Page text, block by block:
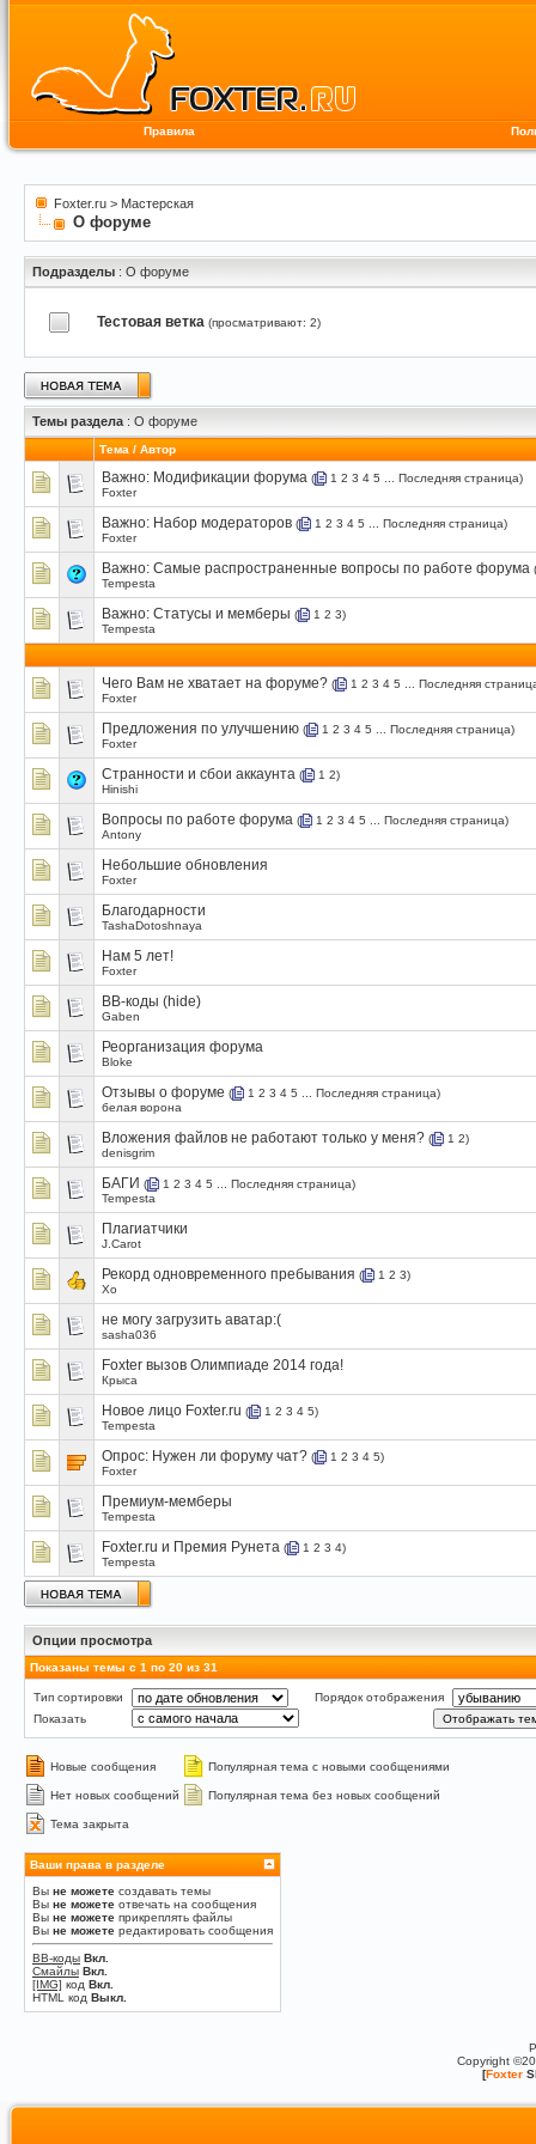
Правила
Foxter.ru > Мастерская
О форуме
Подразделы : О форуме
Тестовая ветка (просматривают: 2)
Темы раздела : О форуме
Тема / Автор
Важно: Модификации форума ( 1 2 3 4 5 Последняя страница)
Foxter
Важно: Набор модераторов ( 1 2 3 4 5 Последняя страница)
Foxter
Важно: Самые распространенные вопросы по работе форума (
Tempesta
Важно: Статусы и мемберы ( 1 2 3)
Tempesta
Чего Вам не хватает на форуме? ( 1 2 3 4 5
Последняя
Foxter
Предложения по улучшению ( 1 2 3 4 5 Последняя страница)
Foxter
Странности и сбои аккаунта ( 1 2)
Hinishi
Вопросы по работе форума ( 1 2 3 4 5 Последняя страница)
Antony
Небольшие обновления
Foxter
Благодарности
TashaDotoshnaya
Нам 5 лет!
Foxter
BB-коды (hide)
Gaben
Реорганизация форума
Bloke
Отзывы о форуме ( 1 2 3 4 5 Последняя страница)
белая ворона
Вложения файлов не работают только у меня? ( 1 2)
denisgrim
БАГИ ( 1 2 3 4 5 Последняя страница)
Tempesta
Плагиатчики
J.Carot
Рекорд одновременного пребывания ( 1 2 3)
Xo
не могу загрузить аватар:(
sasha036
Foxter вызов Олимпиаде 2014 года!
Крыса
Новое лицо Foxter.ru ( 1 2 3 4 5)
Tempesta
Опрос: Нужен ли форуму чат? ( 1 2 3 4 5)
Foxter
Премиум-мемберы
Tempesta
Foxter.ru и Премия Рунета ( 1 2 3 4)
Tempesta
Опции просмотра
Показаны темы с 1 по 20 из 31
Тип сортировки
Порядок отображения
Показать
Новые сообщения Популярная тема с новыми сообщениями
Нет новых сообщений Популярная тема без новых сообщений
Тема закрыта
Ваши права в разделе
Вы не можете создавать темы
Вы не можете отвечать на сообщения
Вы не можете прикреплять файлы
Вы не можете редактировать сообщения
BB-коды Вкл.
Смайлы Вкл.
[IMG] код Вкл.
HTML код Выкл.
Copyright
[Foxter